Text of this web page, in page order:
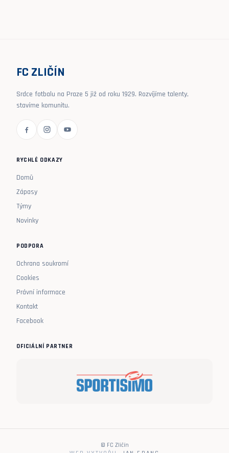
FC ZLIČÍN
Srdce fotbalu na Praze 5 již od roku 1929. Rozvíjíme talenty,
stavíme komunitu.
RYCHLÉ ODKAZY
Domů
Zápasy
Týmy
Novinky
PODPORA
Ochrana soukromí
Cookies
Právní informace
Kontakt
Facebook
OFICIÁLNÍ PARTNER
© FC Zličín